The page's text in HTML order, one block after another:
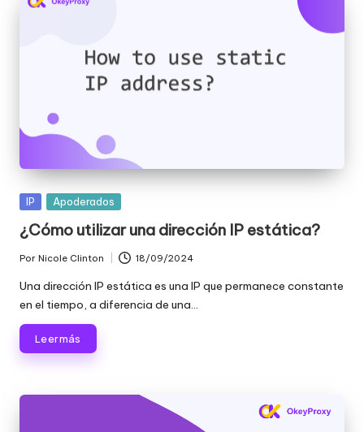
Publicada
IP Apoderados
¿Cómo utilizar una dirección IP estática?
Publicado
por
Por Nicole Clinton 18/09/2024
Una dirección IP estática es una IP que permanece constante
en el tiempo, a diferencia de una...
Leer más